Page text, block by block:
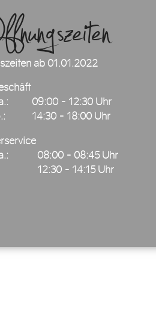
ab 01.01.2022
09:00 - 12:30 Uhr
14:30 - 18:00 Uhr
08:00 - 08:45 Uhr
12:30 - 14:15 Uhr